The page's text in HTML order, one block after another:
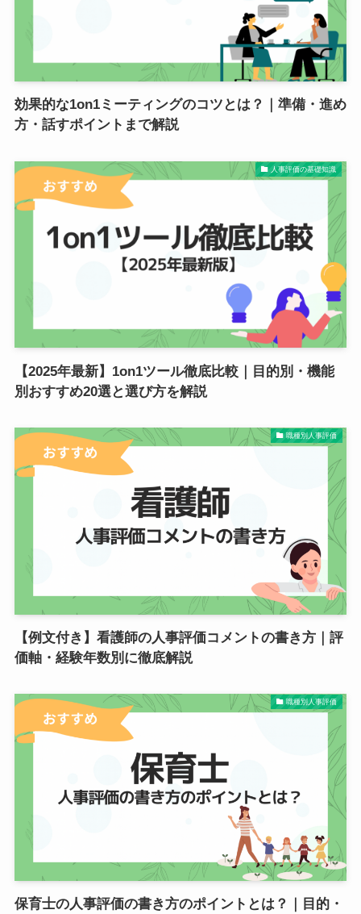
効果的な1on1ミーティングのコツとは？｜準備・進め
方・話すポイントまで解説
人事評価の基礎知識
【2025年最新】1on1ツール徹底比較｜目的別・機能
別おすすめ20選と選び方を解説
職種別人事評価
【例文付き】看護師の人事評価コメントの書き方｜評
価軸・経験年数別に徹底解説
職種別人事評価
保育士の人事評価の書き方のポイントとは？｜目的・